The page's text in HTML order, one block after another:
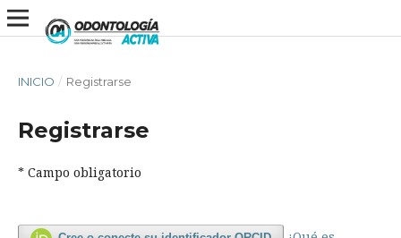
INICIO / Registrarse
Registrarse
* Campo obligatorio